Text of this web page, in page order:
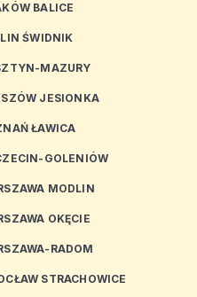
BALICE
ŚWIDNIK
MAZURY
JESIONKA
ŁAWICA
GOLENIÓW
MODLIN
OKĘCIE
RADOM
STRACHOWICE